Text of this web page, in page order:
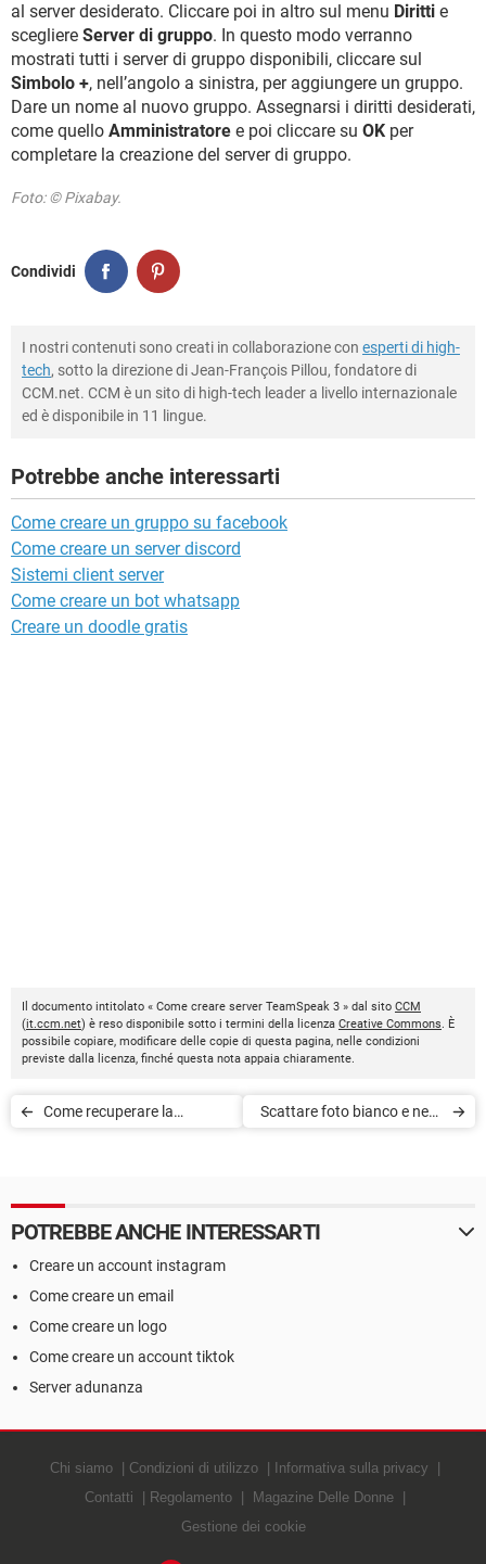
al server desiderato. Cliccare poi in altro sul menu Diritti e
scegliere Server di gruppo. In questo modo verranno
mostrati tutti i server di gruppo disponibili, cliccare sul
Simbolo +, nell’angolo a sinistra, per aggiungere un gruppo.
Dare un nome al nuovo gruppo. Assegnarsi i diritti desiderati,
come quello Amministratore e poi cliccare su OK per
completare la creazione del server di gruppo.
Foto: © Pixabay.
Condividi
I nostri contenuti sono creati in collaborazione con esperti di high-
tech, sotto la direzione di Jean-François Pillou, fondatore di
CCM.net. CCM è un sito di high-tech leader a livello internazionale
ed è disponibile in 11 lingue.
Potrebbe anche interessarti
Come creare un gruppo su facebook
Come creare un server discord
Sistemi client server
Come creare un bot whatsapp
Creare un doodle gratis
Il documento intitolato « Come creare server TeamSpeak 3 » dal sito CCM
(it.ccm.net) è reso disponibile sotto i termini della licenza Creative Commons. È
possibile copiare, modificare delle copie di questa pagina, nelle condizioni
previste dalla licenza, finché questa nota appaia chiaramente.
Come recuperare la
Scattare foto bianco e nero
POTREBBE ANCHE INTERESSARTI
Creare un account instagram
Come creare un email
Come creare un logo
Come creare un account tiktok
Server adunanza
Chi siamo Condizioni di utilizzo
Informativa sulla privacy
Contatti
Regolamento
Magazine Delle Donne
Gestione dei cookie